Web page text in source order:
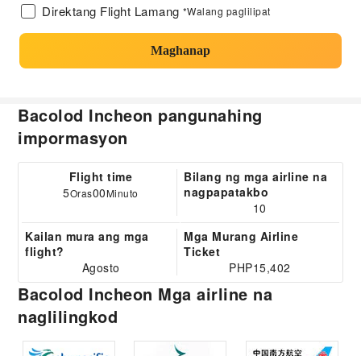
Direktang Flight Lamang *Walang paglilipat
Maghanap
Bacolod Incheon pangunahing
impormasyon
Flight time
5Oras00Minuto
Bilang ng mga airline na
nagpapatakbo
10
Kailan mura ang mga
flight?
Agosto
Mga Murang Airline
Ticket
PHP15,402
Bacolod Incheon Mga airline na
naglilingkod